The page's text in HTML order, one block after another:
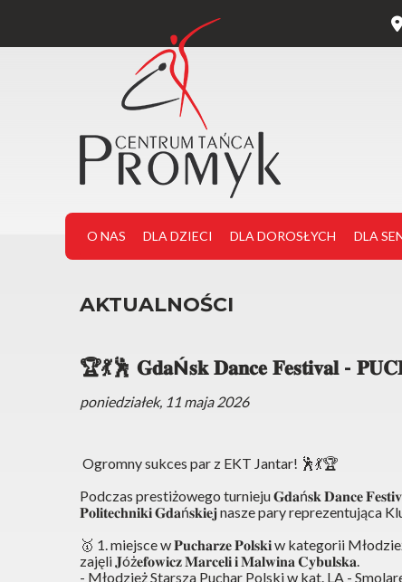
O NAS DLA DZIECI DLA DOROSŁYCH DLA
AKTUALNOŚCI
🏆💃🕺 𝐆𝐝𝐚Ń𝐬𝐤 𝐃𝐚𝐧𝐜𝐞 𝐅𝐞𝐬𝐭𝐢𝐯𝐚𝐥 -
poniedziałek, 11 maja 2026
Ogromny sukces par z EKT Jantar! 🕺💃🏆
Podczas prestiżowego turnieju 𝐆𝐝𝐚ń𝐬𝐤 𝐃𝐚𝐧𝐜𝐞
𝐏𝐨𝐥𝐢𝐭𝐞𝐜𝐡𝐧𝐢𝐤𝐢 𝐆𝐝𝐚ń𝐬𝐤𝐢𝐞𝐣 nasze pary
🥇 1. miejsce w 𝐏𝐮𝐜𝐡𝐚𝐫𝐳𝐞 𝐏𝐨𝐥𝐬𝐤𝐢 w kategorii
zajęli 𝐉óż𝐞𝐟𝐨𝐰𝐢𝐜𝐳 𝐌𝐚𝐫𝐜𝐞𝐥𝐢 𝐢 𝐌𝐚𝐥𝐰𝐢𝐧𝐚 𝐂𝐲𝐛𝐮𝐥𝐬𝐤𝐚.
- Młodzież Starsza Puchar Polski w kat. LA -